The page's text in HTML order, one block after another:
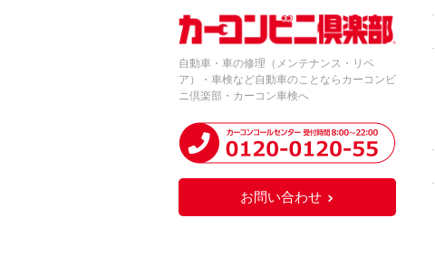
自動車・車の修理（メンテナンス・リペ
ア）・車検など自動車のことならカーコンビ
ニ倶楽部・カーコン車検へ
お問い合わせ